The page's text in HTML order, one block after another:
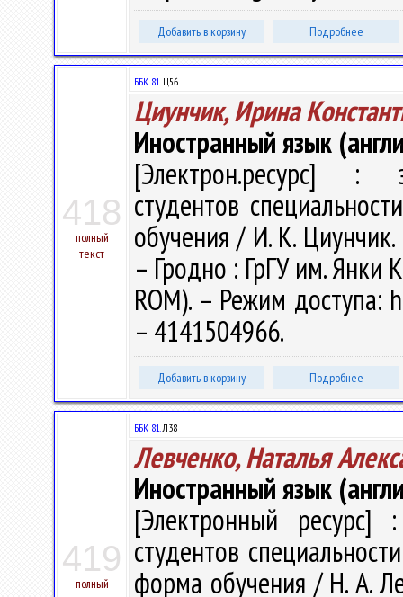
Добавить в корзину Подробнее
418
полный
текст
ББК 81.Ц56
Циунчик, Ирина
Иностранный язык
[Электрон.ресурс] :
студентов
обучения / И. К.
– Гродно : ГрГУ им. Янки
ROM). – Режим доступа:
– 4141504966.
Добавить в корзину Подробнее
419
полный
ББК 81.Л38
Левченко, Наталья
Иностранный язык
[Электронный ресурс]
студентов
форма обучения / Н. А.